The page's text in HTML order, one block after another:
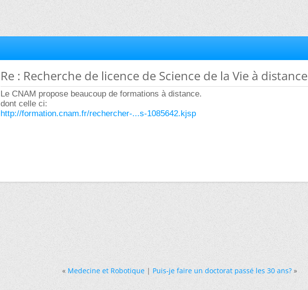
Re : Recherche de licence de Science de la Vie à distance
Le CNAM propose beaucoup de formations à distance.
dont celle ci:
http://formation.cnam.fr/rechercher-...s-1085642.kjsp
« Medecine et Robotique|Puis-je faire un doctorat passé les 30 ans? »